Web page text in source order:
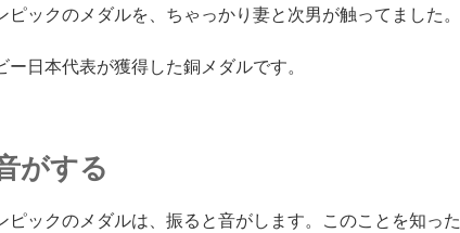
ピックのメダルを、ちゃっかり妻と次男が触ってました。
ー日本代表が獲得した銅メダルです。
がする
ピックのメダルは、振ると音がします。このことを知った